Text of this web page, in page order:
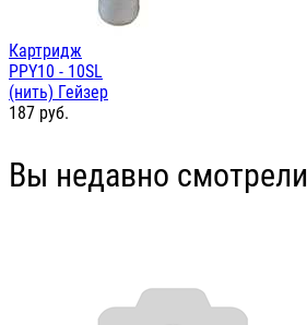
Картридж
PPY10 - 10SL
(нить) Гейзер
187 руб.
Вы недавно смотрели